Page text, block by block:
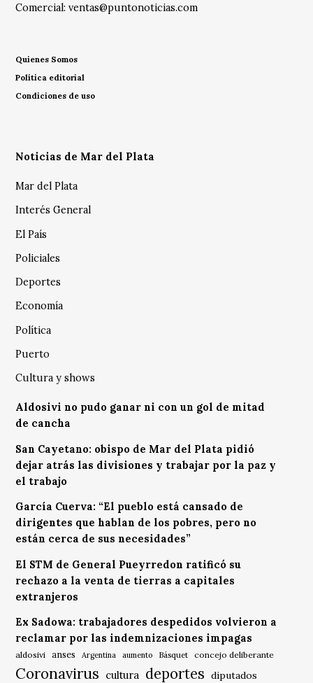
Comercial:ventas@puntonoticias.com
Quienes Somos
Política editorial
Condiciones de uso
Noticias de Mar del Plata
Mar del Plata
Interés General
El País
Policiales
Deportes
Economía
Política
Puerto
Cultura y shows
Aldosivi no pudo ganar ni con un gol de mitad
de cancha
San Cayetano: obispo de Mar del Plata pidió
dejar atrás las divisiones y trabajar por la paz y
el trabajo
García Cuerva: “El pueblo está cansado de
dirigentes que hablan de los pobres, pero no
están cerca de sus necesidades”
El STM de General Pueyrredon ratificó su
rechazo a la venta de tierras a capitales
extranjeros
Ex Sadowa: trabajadores despedidos volvieron a
reclamar por las indemnizaciones impagas
aldosivi anses Argentina aumento Básquet concejo deliberante
Coronavirus cultura deportes diputados